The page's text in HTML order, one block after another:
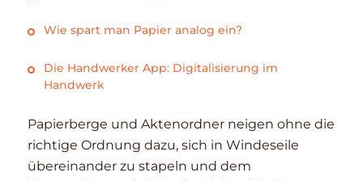
Wie spart man Papier analog ein?
Die Handwerker App: Digitalisierung im
Handwerk
Papierberge und Aktenordner neigen ohne die
richtige Ordnung dazu, sich in Windeseile
übereinander zu stapeln und dem